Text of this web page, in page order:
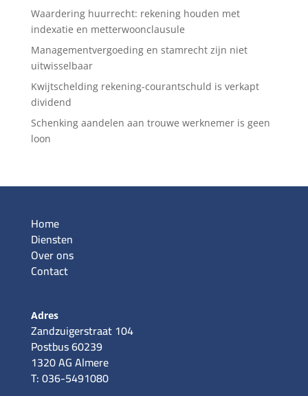
Waardering huurrecht: rekening houden met
indexatie en metterwoonclausule
Managementvergoeding en stamrecht zijn niet
uitwisselbaar
Kwijtschelding rekening-courantschuld is verkapt
dividend
Schenking aandelen aan trouwe werknemer is geen
loon
Home
Diensten
Over ons
Contact
Adres
Zandzuigerstraat 104
Postbus 60239
1320 AG Almere
T: 036-5491080